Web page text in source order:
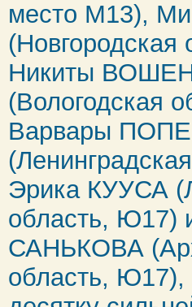
место М13),
Никиты
(Вологодская
Варвары
Эрика КУУСА
область, Ю17)
САНЬКОВА
область,